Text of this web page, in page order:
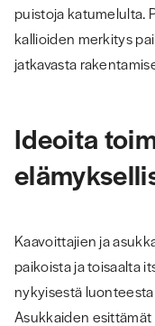
puistoja katumelulta.
kallioiden merkitys
jatkavasta
Ideoita
Kaavoittajien ja
paikoista ja toisaalta
nykyisestä
Asukkaiden